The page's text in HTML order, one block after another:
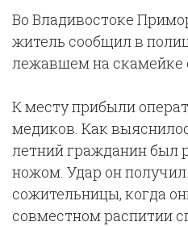
Во Владивостоке
житель сообщил в
лежавшем на
К месту прибыли
медиков. Как
летний гражданин был
ножом. Удар он получил
сожительницы, когда
совместном распитии